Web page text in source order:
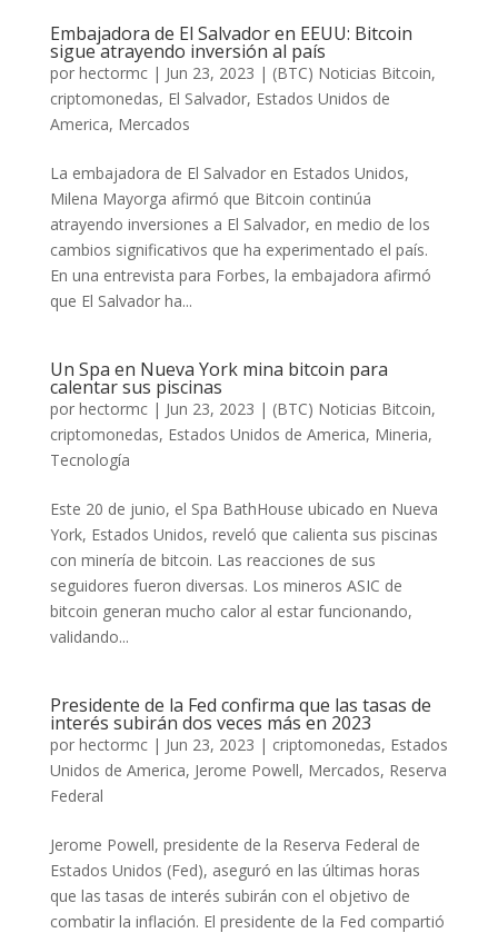
Embajadora de El Salvador en EEUU: Bitcoin
sigue atrayendo inversión al país
por hectormc| Jun 23, 2023 | (BTC) Noticias Bitcoin,
criptomonedas, El Salvador, Estados Unidos de
America, Mercados
La embajadora de El Salvador en Estados Unidos,
Milena Mayorga afirmó que Bitcoin continúa
atrayendo inversiones a El Salvador, en medio de los
cambios significativos que ha experimentado el país.
En una entrevista para Forbes, la embajadora afirmó
que El Salvador ha...
Un Spa en Nueva York mina bitcoin para
calentar sus piscinas
por hectormc| Jun 23, 2023 | (BTC) Noticias Bitcoin,
criptomonedas, Estados Unidos de America, Mineria,
Tecnología
Este 20 de junio, el Spa BathHouse ubicado en Nueva
York, Estados Unidos, reveló que calienta sus piscinas
con minería de bitcoin. Las reacciones de sus
seguidores fueron diversas. Los mineros ASIC de
bitcoin generan mucho calor al estar funcionando,
validando...
Presidente de la Fed confirma que las tasas de
interés subirán dos veces más en 2023
por hectormc| Jun 23, 2023 | criptomonedas, Estados
Unidos de America, Jerome Powell, Mercados, Reserva
Federal
Jerome Powell, presidente de la Reserva Federal de
Estados Unidos (Fed), aseguró en las últimas horas
que las tasas de interés subirán con el objetivo de
combatir la inflación. El presidente de la Fed compartió